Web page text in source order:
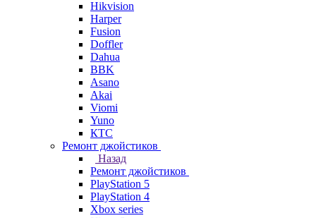
Hikvision
Harper
Fusion
Doffler
Dahua
BBK
Asano
Akai
Viomi
Yuno
КТС
Ремонт джойстиков
Назад
Ремонт джойстиков
PlayStation 5
PlayStation 4
Xbox series